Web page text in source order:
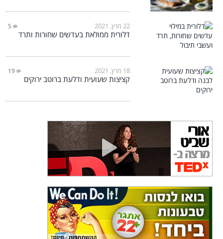
22 מרץ, 2021 5
דלורית ממולאת בעדשים שחורות ותרד
18 מרץ, 2021 19
קציצות שעועית ודלעת ברוטב ירוקים